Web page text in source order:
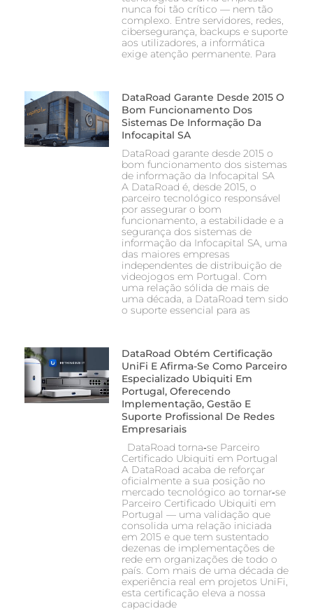
nunca foi tão crítico — nem tão
complexo. Entre servidores, redes,
cibersegurança, backups e suporte
aos utilizadores, a informática
exige atenção permanente. Para
DataRoad Garante Desde 2015 O
Bom Funcionamento Dos
Sistemas De Informação Da
Infocapital SA
DataRoad garante desde 2015 o
bom funcionamento dos sistemas
de informação da Infocapital SA
A DataRoad é, desde 2015, o
parceiro tecnológico responsável
por assegurar o bom
funcionamento, a estabilidade e a
segurança dos sistemas de
informação da Infocapital SA, uma
das maiores empresas
independentes de distribuição de
videojogos em Portugal. Com
uma relação sólida de mais de
uma década, a DataRoad tem sido
o suporte essencial para as
DataRoad Obtém Certificação
UniFi E Afirma-Se Como Parceiro
Especializado Ubiquiti Em
Portugal, Oferecendo
Implementação, Gestão E
Suporte Profissional De Redes
Empresariais
DataRoad torna‑se Parceiro
Certificado Ubiquiti em Portugal
A DataRoad acaba de reforçar
oficialmente a sua posição no
mercado tecnológico ao tornar‑se
Parceiro Certificado Ubiquiti em
Portugal — uma validação que
consolida uma relação iniciada
em 2015 e que tem sustentado
dezenas de implementações de
rede em organizações de todo o
país. Com mais de uma década de
experiência real em projetos UniFi,
esta certificação eleva a nossa
capacidade